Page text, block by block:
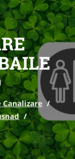
Canalizare /
/